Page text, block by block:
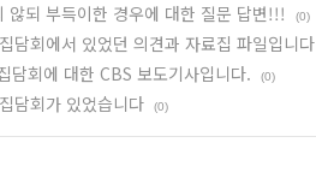
않되 부득이한 경우에 대한 질문 답변!!! (0)
담회에서 있었던 의견과 자료집 파일입니다
담회에 대한 CBS 보도기사입니다. (0)
담회가 있었습니다 (0)